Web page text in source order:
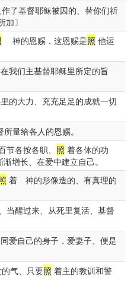
了基督耶稣被囚的、替你们祈
加〕
神的恩赐．这恩赐是照 他运
我们主基督耶稣里所定的旨
的大力、充充足足的成就一切
所量给各人的恩赐。
各按各职、 照 着各体的功
增长、在爱中建立自己。
着 神的形像造的、有真理的
当醒过来、从死里复活、基督
爱自己的身子．爱妻子、便是
气、只要照 着主的教训和警